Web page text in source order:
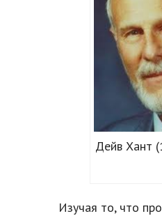
Дейв Хант
Изучая то, что